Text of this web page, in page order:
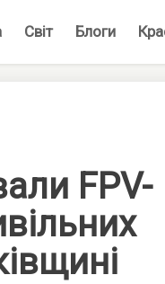
Світ Блоги
FPV-